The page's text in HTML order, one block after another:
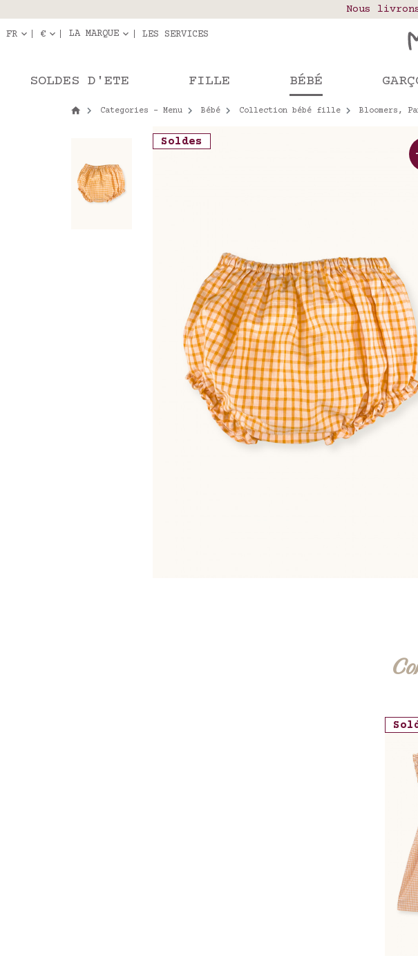
Notre
Les commandes passées
Nous
Livraison en relais colis en
FR € LA MARQUE LES SERVICES
SOLDES D'ETE FILLE BÉBÉ
Categories - Menu Bébé Collection bébé fille Bloomers,
Soldes